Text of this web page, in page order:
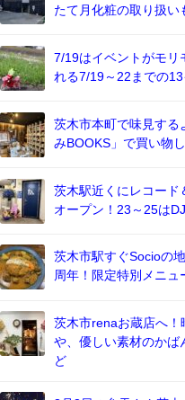
たて月化粧の取り扱い
7/19はイベントがモリ
れる7/19～22までの13
茨木市本町で味見する
みBOOKS」で買い物
茨木駅近くにレコード
オープン！23～25は
茨木市駅すぐSocioの
周年！限定特別メニュ
茨木市renaお蔵店へ
や、優しい素材のかば
ど